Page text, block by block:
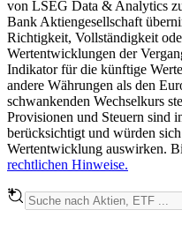
von LSEG Data & Analytics
Bank Aktiengesellschaft
Richtigkeit, Vollständigkeit
Wertentwicklungen der
Indikator für die künftige
andere Währungen als den
schwankenden Wechselkurs
Provisionen und Steuern sind
berücksichtigt und würden
Wertentwicklung auswirken.
rechtlichen Hinweise.